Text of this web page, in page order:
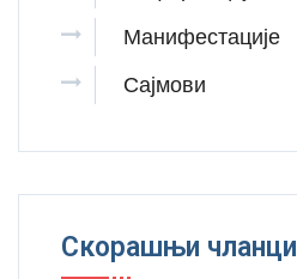
Манифестације
Сајмови
Скорашњи чланци